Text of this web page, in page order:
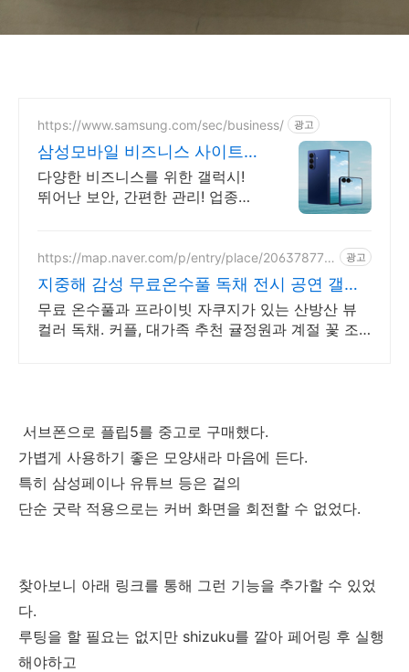
https://www.samsung.com/sec/business/ 광고
삼성모바일 비즈니스 사이트
본사 공식 운영 견적문의
다양한 비즈니스를 위한 갤럭시!
뛰어난 보안, 간편한 관리! 업종별
https://map.naver.com/p/entry/place/206378770
광고
지중해 감성 무료온수풀 독채 전시 공연 갤러
리 문화공간
무료 온수풀과 프라이빗 자쿠지가 있는 산방산 뷰
컬러 독채. 커플, 대가족 추천 귤정원과 계절 꽃 조
서브폰으로 플립5를 중고로 구매했다.
가볍게 사용하기 좋은 모양새라 마음에 든다.
특히 삼성페이나 유튜브 등은 겉의
단순 굿락 적용으로는 커버 화면을 회전할 수 없었다.
찾아보니 아래 링크를 통해 그런 기능을 추가할 수 있었
다.
루팅을 할 필요는 없지만 shizuku를 깔아 페어링 후 실행
해야하고